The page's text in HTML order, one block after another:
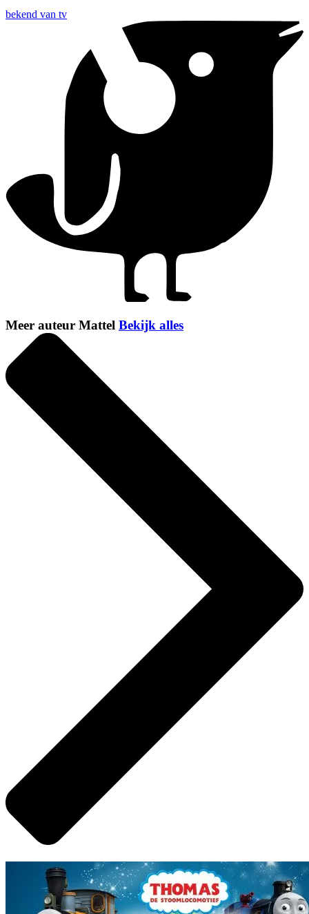
bekend van tv
Meer auteur Mattel Bekijk alles